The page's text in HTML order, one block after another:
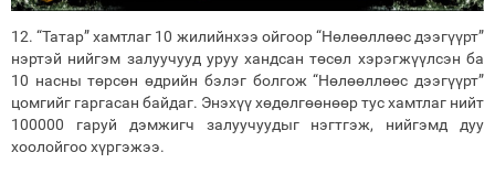
12. “Татар” хамтлаг 10 жилийнхээ ойгоор “Нөлөөллөөс дээгүүрт”
нэртэй нийгэм залуучууд уруу хандсан төсөл хэрэгжүүлсэн ба
10 насны төрсөн өдрийн бэлэг болгож “Нөлөөллөөс дээгүүрт”
цомгийг гаргасан байдаг. Энэхүү хөдөлгөөнөөр тус хамтлаг нийт
100000 гаруй дэмжигч залуучуудыг нэгтгэж, нийгэмд дуу
хоолойгоо хүргэжээ.